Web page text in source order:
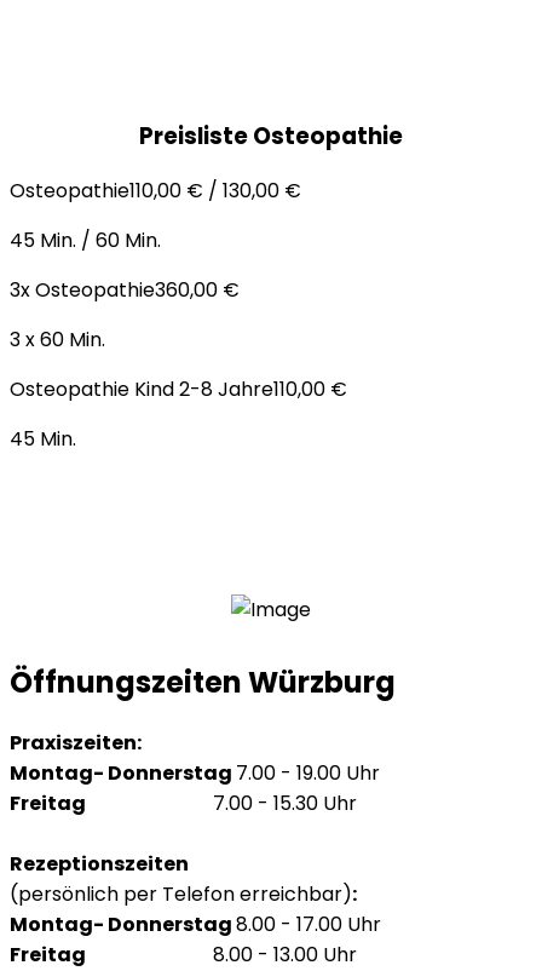
Preisliste Osteopathie
Osteopathie110,00 € / 130,00 €
45 Min. / 60 Min.
3x Osteopathie360,00 €
3 x 60 Min.
Osteopathie Kind 2-8 Jahre110,00 €
45 Min.
Öffnungszeiten Würzburg
Praxiszeiten:
Montag- Donnerstag 7.00 - 19.00 Uhr
Freitag 7.00 - 15.30 Uhr
Rezeptionszeiten
(persönlich per Telefon erreichbar):
Montag- Donnerstag8.00 - 17.00 Uhr
Freitag 8.00 - 13.00 Uhr